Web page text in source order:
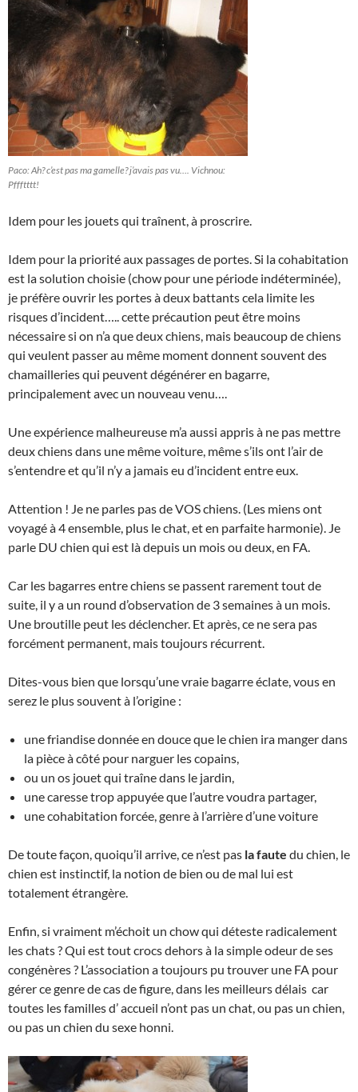
Paco: Ah? c’est pas ma gamelle? j’avais pas vu…. Vichnou:
Pffftttt!
Idem pour les jouets qui traînent, à proscrire.
Idem pour la priorité aux passages de portes. Si la cohabitation
est la solution choisie (chow pour une période indéterminée),
je préfère ouvrir les portes à deux battants cela limite les
risques d’incident….. cette précaution peut être moins
nécessaire si on n’a que deux chiens, mais beaucoup de chiens
qui veulent passer au même moment donnent souvent des
chamailleries qui peuvent dégénérer en bagarre,
principalement avec un nouveau venu….
Une expérience malheureuse m’a aussi appris à ne pas mettre
deux chiens dans une même voiture, même s’ils ont l’air de
s’entendre et qu’il n’y a jamais eu d’incident entre eux.
Attention ! Je ne parles pas de VOS chiens. (Les miens ont
voyagé à 4 ensemble, plus le chat, et en parfaite harmonie). Je
parle DU chien qui est là depuis un mois ou deux, en FA.
Car les bagarres entre chiens se passent rarement tout de
suite, il y a un round d’observation de 3 semaines à un mois.
Une broutille peut les déclencher. Et après, ce ne sera pas
forcément permanent, mais toujours récurrent.
Dites-vous bien que lorsqu’une vraie bagarre éclate, vous en
serez le plus souvent à l’origine :
une friandise donnée en douce que le chien ira manger dans
la pièce à côté pour narguer les copains,
ou un os jouet qui traîne dans le jardin,
une caresse trop appuyée que l’autre voudra partager,
une cohabitation forcée, genre à l’arrière d’une voiture
De toute façon, quoiqu’il arrive, ce n’est pas la faute du chien, le
chien est instinctif, la notion de bien ou de mal lui est
totalement étrangère.
Enfin, si vraiment m’échoit un chow qui déteste radicalement
les chats ? Qui est tout crocs dehors à la simple odeur de ses
congénères ? L’association a toujours pu trouver une FA pour
gérer ce genre de cas de figure, dans les meilleurs délais car
toutes les familles d’ accueil n’ont pas un chat, ou pas un chien,
ou pas un chien du sexe honni.